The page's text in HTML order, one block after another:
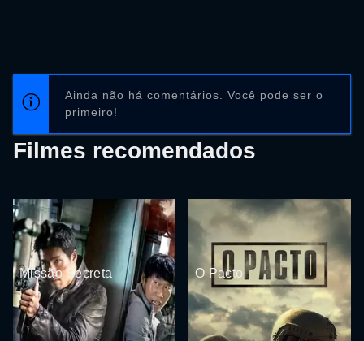
Ainda não há comentários. Você pode ser o
primeiro!
Filmes recomendados
Missão Secreta O Pacto